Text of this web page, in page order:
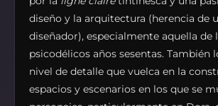
diseño y la arquitectura (herencia de
diseñador), especialmente aquella de
psicodélicos años sesentas. También
nivel de detalle que vuelca en la
espacios y escenarios en los que se